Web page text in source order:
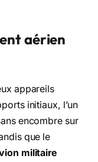
aérien
appareils
initiaux, l’un
encombre sur
que le
militaire